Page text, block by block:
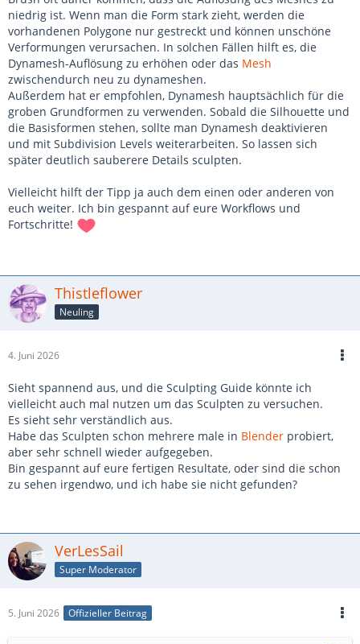
niedrig ist. Wenn man die Form stark zieht, werden die
vorhandenen Polygone nur gestreckt und können unschöne
Verformungen verursachen. In solchen Fällen hilft es, die
Dynamesh-Auflösung zu erhöhen oder das Mesh
zwischendurch neu zu dynameshen.
Außerdem hat er empfohlen, Dynamesh hauptsächlich für die
groben Grundformen zu verwenden. Sobald die Silhouette und
die Basisformen stehen, sollte man Dynamesh deaktivieren
und mit Subdivision Levels weiterarbeiten. So lassen sich
später deutlich sauberere Details sculpten.
Vielleicht hilft der Tipp ja auch dem einen oder anderen von
euch weiter. Ich bin gespannt auf eure Workflows und
Fortschritte!
Thistleflower
Neuling
4. Juni 2026
Sieht spannend aus, und die Sculpting Guide könnte ich
vielleicht auch mal nutzen um das Sculpten zu versuchen.
Es sieht sehr verständlich aus.
Habe das Sculpten schon mehrere male in Blender probiert,
aber sehr schnell wieder aufgegeben.
Bin gespannt auf eure fertigen Resultate, oder sind die schon
zu sehen irgendwo, und ich habe sie nicht gefunden?
VerLesSail
Super Moderator
5. Juni 2026 Offizieller Beitrag